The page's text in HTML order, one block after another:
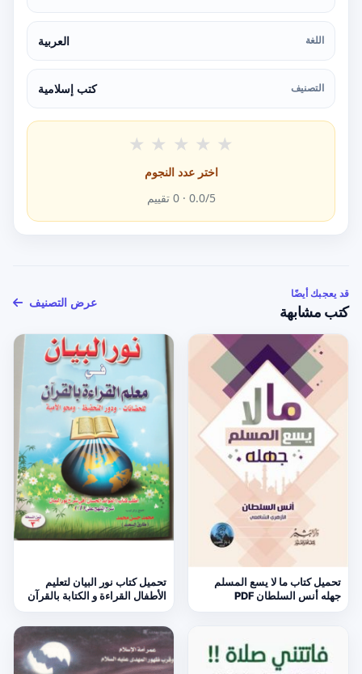
اللغة العربية
التصنيف كتب إسلامية
★ ★ ★ ★ ★
اختر عدد النجوم
0.0/5 ·
0 تقييم
قد يعجبك أيضًا
كتب مشابهة
عرض التصنيف
تحميل كتاب ما لا يسع المسلم
جهله أنس السلطان PDF
تحميل كتاب نور البيان لتعليم
الأطفال القراءة و الكتابة بالقرآن